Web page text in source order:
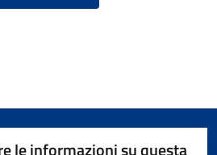
le informazioni su questa